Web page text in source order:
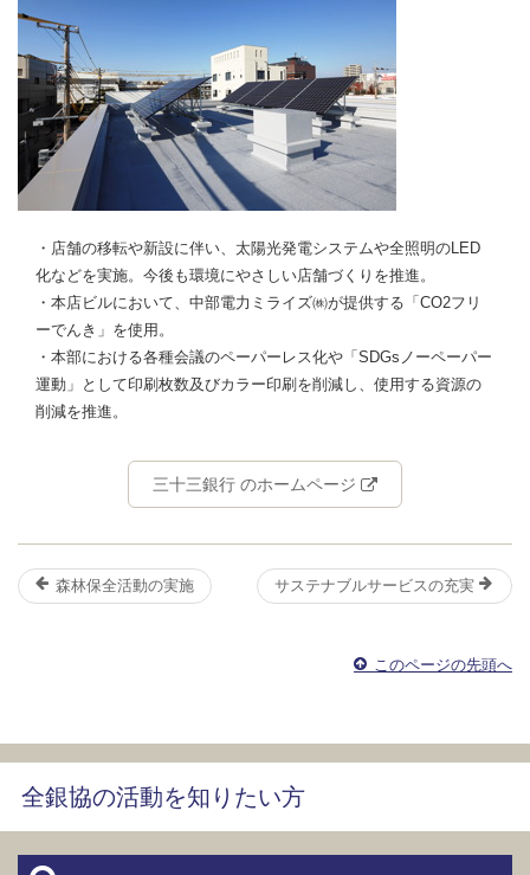
・店舗の移転や新設に伴い、太陽光発電システムや全照明のLED
化などを実施。今後も環境にやさしい店舗づくりを推進。
・本店ビルにおいて、中部電力ミライズ㈱が提供する「CO2フリ
ーでんき」を使用。
・本部における各種会議のペーパーレス化や「SDGsノーペーパー
運動」として印刷枚数及びカラー印刷を削減し、使用する資源の
削減を推進。
三十三銀行 のホームページ
森林保全活動の実施 サステナブルサービスの充実
このページの先頭へ
全銀協の活動を知りたい方